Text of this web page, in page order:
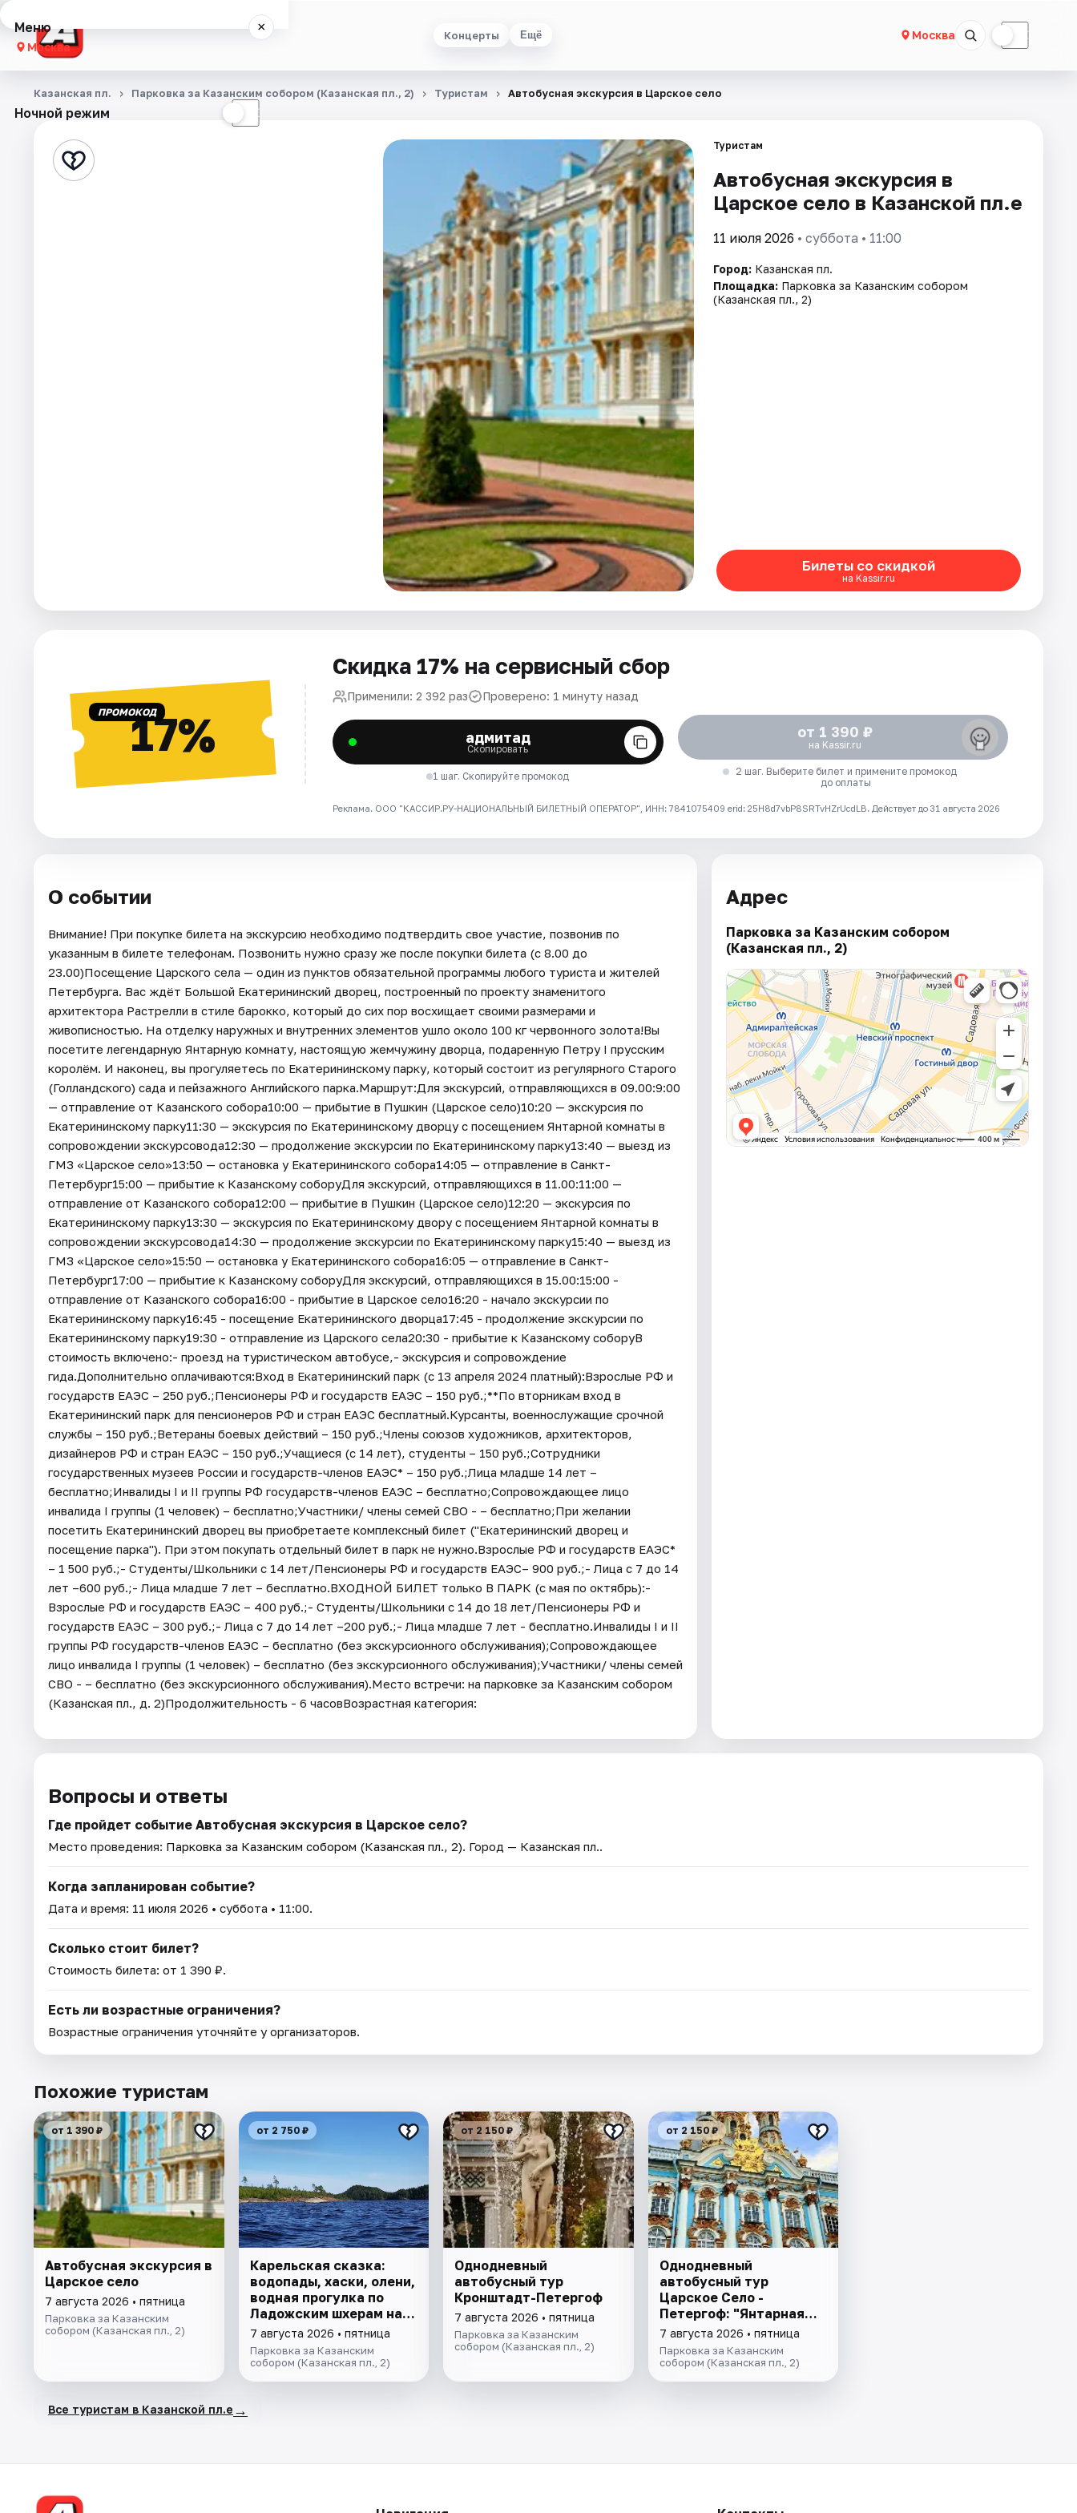
Концерты Ещё Москва ☾
Меню ×
Москва
Концерты
Города
Площадки
Ночной режим ☾
Казанская пл. Парковка за Казанским собором (Казанская пл., 2) Туристам Автобусная экскурсия в Царское село
Туристам
Автобусная экскурсия в
Царское село в Казанской пл.е
11 июля 2026 • суббота • 11:00
Город: Казанская пл.
Площадка: Парковка за Казанским собором
(Казанская пл., 2)
Билеты со скидкой
на Kassir.ru
ПРОМОКОД17%
Скидка 17% на сервисный сбор
Применили: 2 392 раз Проверено: 1 минуту назад
адмитад
Скопировать
1 шаг. Скопируйте промокод
от 1 390 ₽
на Kassir.ru
2 шаг. Выберите билет и примените промокод
до оплаты
Реклама. ООО "КАССИР.РУ-НАЦИОНАЛЬНЫЙ БИЛЕТНЫЙ ОПЕРАТОР", ИНН: 7841075409 erid: 25H8d7vbP8SRTvHZrUcdLB. Действует до 31 августа 2026
О событии
Внимание! При покупке билета на экскурсию необходимо подтвердить свое участие, позвонив по
указанным в билете телефонам. Позвонить нужно сразу же после покупки билета (с 8.00 до
23.00)Посещение Царского села — один из пунктов обязательной программы любого туриста и жителей
Петербурга. Вас ждёт Большой Екатерининский дворец, построенный по проекту знаменитого
архитектора Растрелли в стиле барокко, который до сих пор восхищает своими размерами и
живописностью. На отделку наружных и внутренних элементов ушло около 100 кг червонного золота!Вы
посетите легендарную Янтарную комнату, настоящую жемчужину дворца, подаренную Петру I прусским
королём. И наконец, вы прогуляетесь по Екатерининскому парку, который состоит из регулярного Старого
(Голландского) сада и пейзажного Английского парка.Маршрут:Для экскурсий, отправляющихся в 09.00:9:00
— отправление от Казанского собора10:00 — прибытие в Пушкин (Царское село)10:20 — экскурсия по
Екатерининскому парку11:30 — экскурсия по Екатерининскому дворцу с посещением Янтарной комнаты в
сопровождении экскурсовода12:30 — продолжение экскурсии по Екатерининскому парку13:40 — выезд из
ГМЗ «Царское село»13:50 — остановка у Екатерининского собора14:05 — отправление в Санкт-
Петербург15:00 — прибытие к Казанскому соборуДля экскурсий, отправляющихся в 11.00:11:00 —
отправление от Казанского собора12:00 — прибытие в Пушкин (Царское село)12:20 — экскурсия по
Екатерининскому парку13:30 — экскурсия по Екатерининскому двору с посещением Янтарной комнаты в
сопровождении экскурсовода14:30 — продолжение экскурсии по Екатерининскому парку15:40 — выезд из
ГМЗ «Царское село»15:50 — остановка у Екатерининского собора16:05 — отправление в Санкт-
Петербург17:00 — прибытие к Казанскому соборуДля экскурсий, отправляющихся в 15.00:15:00 -
отправление от Казанского собора16:00 - прибытие в Царское село16:20 - начало экскурсии по
Екатерининскому парку16:45 - посещение Екатерининского дворца17:45 - продолжение экскурсии по
Екатерининскому парку19:30 - отправление из Царского села20:30 - прибытие к Казанскому соборуВ
стоимость включено:- проезд на туристическом автобусе,- экскурсия и сопровождение
гида.Дополнительно оплачиваются:Вход в Екатерининский парк (с 13 апреля 2024 платный):Взрослые РФ и
государств ЕАЭС – 250 руб.;Пенсионеры РФ и государств ЕАЭС – 150 руб.;**По вторникам вход в
Екатерининский парк для пенсионеров РФ и стран ЕАЭС бесплатный.Курсанты, военнослужащие срочной
службы – 150 руб.;Ветераны боевых действий – 150 руб.;Члены союзов художников, архитекторов,
дизайнеров РФ и стран ЕАЭС – 150 руб.;Учащиеся (с 14 лет), студенты – 150 руб.;Сотрудники
государственных музеев России и государств-членов ЕАЭС* – 150 руб.;Лица младше 14 лет –
бесплатно;Инвалиды I и II группы РФ государств-членов ЕАЭС – бесплатно;Сопровождающее лицо
инвалида I группы (1 человек) – бесплатно;Участники/ члены семей СВО - – бесплатно;При желании
посетить Екатерининский дворец вы приобретаете комплексный билет ("Екатерининский дворец и
посещение парка"). При этом покупать отдельный билет в парк не нужно.Взрослые РФ и государств ЕАЭС*
– 1 500 руб.;- Студенты/Школьники с 14 лет/Пенсионеры РФ и государств ЕАЭС– 900 руб.;- Лица с 7 до 14
лет –600 руб.;- Лица младше 7 лет – бесплатно.ВХОДНОЙ БИЛЕТ только В ПАРК (с мая по октябрь):-
Взрослые РФ и государств ЕАЭС – 400 руб.;- Студенты/Школьники с 14 до 18 лет/Пенсионеры РФ и
государств ЕАЭС – 300 руб.;- Лица с 7 до 14 лет –200 руб.;- Лица младше 7 лет - бесплатно.Инвалиды I и II
группы РФ государств-членов ЕАЭС – бесплатно (без экскурсионного обслуживания);Сопровождающее
лицо инвалида I группы (1 человек) – бесплатно (без экскурсионного обслуживания);Участники/ члены семей
СВО - – бесплатно (без экскурсионного обслуживания).Место встречи: на парковке за Казанским собором
(Казанская пл., д. 2)Продолжительность - 6 часовВозрастная категория:
Адрес
Парковка за Казанским собором
(Казанская пл., 2)
Вопросы и ответы
Где пройдет событие Автобусная экскурсия в Царское село?
Место проведения: Парковка за Казанским собором (Казанская пл., 2). Город — Казанская пл..
Когда запланирован событие?
Дата и время: 11 июля 2026 • суббота • 11:00.
Сколько стоит билет?
Стоимость билета: от 1 390 ₽.
Есть ли возрастные ограничения?
Возрастные ограничения уточняйте у организаторов.
Похожие туристам
от 1 390 ₽
Автобусная экскурсия в
Царское село
7 августа 2026 • пятница
Парковка за Казанским
собором (Казанская пл., 2)
от 2 750 ₽
Карельская сказка:
водопады, хаски, олени,
водная прогулка по
Ладожским шхерам на
катере, знакомство с
лютеранской кирхой.
7 августа 2026 • пятница
Парковка за Казанским
собором (Казанская пл., 2)
от 2 150 ₽
Однодневный
автобусный тур
Кронштадт-Петергоф
7 августа 2026 • пятница
Парковка за Казанским
собором (Казанская пл., 2)
от 2 150 ₽
Однодневный
автобусный тур
Царское Село -
Петергоф: "Янтарная
комната и Фонтаны
Петергофа за 1 день"
7 августа 2026 • пятница
Парковка за Казанским
собором (Казанская пл., 2)
Все туристам в Казанской пл.е →